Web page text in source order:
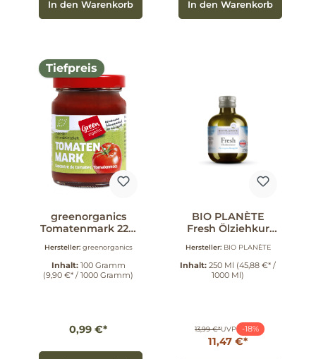
In den Warenkorb In den Warenkorb
Tiefpreis
greenorganics
Tomatenmark 22%
Hersteller: greenorganics
Inhalt: 100 Gramm
(9,90 €* / 1000 Gramm)
0,99 €*
BIO PLANÈTE
Fresh Ölziehkur
Hersteller: BIO PLANÈTE
Inhalt: 250 Ml (45,88 €* /
1000 Ml)
13,99 €*UVP -18%
11,47 €*